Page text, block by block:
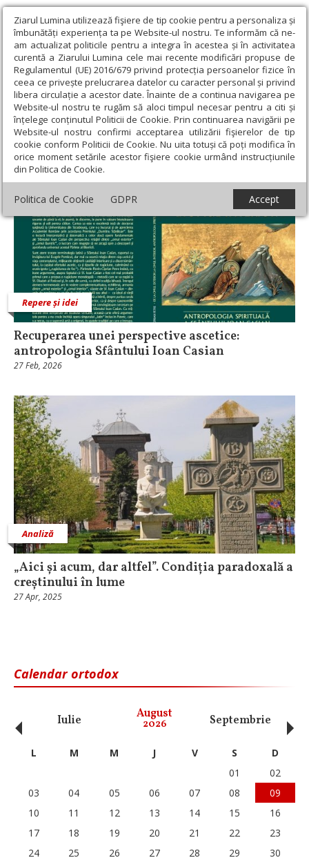
Ziarul Lumina utilizează fişiere de tip cookie pentru a personaliza și
îmbunătăți experiența ta pe Website-ul nostru. Te informăm că ne-
am actualizat politicile pentru a integra în acestea și în activitatea
curentă a Ziarului Lumina cele mai recente modificări propuse de
Regulamentul (UE) 2016/679 privind protecția persoanelor fizice în
ceea ce privește prelucrarea datelor cu caracter personal și privind
libera circulație a acestor date. Înainte de a continua navigarea pe
Website-ul nostru te rugăm să aloci timpul necesar pentru a citi și
înțelege conținutul Politicii de Cookie. Prin continuarea navigării pe
Website-ul nostru confirmi acceptarea utilizării fişierelor de tip
cookie conform Politicii de Cookie. Nu uita totuși că poți modifica în
orice moment setările acestor fişiere cookie urmând instrucțiunile
din Politica de Cookie.
Politica de Cookie GDPR Accept
Ziarul Lumina › Pr. Radu Hagiu
Pr. Radu Hagiu
Repere și idei
Recuperarea unei perspective ascetice:
antropologia Sfântului Ioan Casian
27 Feb, 2026
Analiză
„Aici și acum, dar altfel”. Condiția paradoxală a
creștinului în lume
27 Apr, 2025
Calendar ortodox
Iulie August
2026 Septembrie
‹ L M M J V S
D
01
02
03
04 05 06 07 08
09
10
11 12 13 14 15
16
17
18 19 20 21 22
23
24
25 26 27 28 29
30